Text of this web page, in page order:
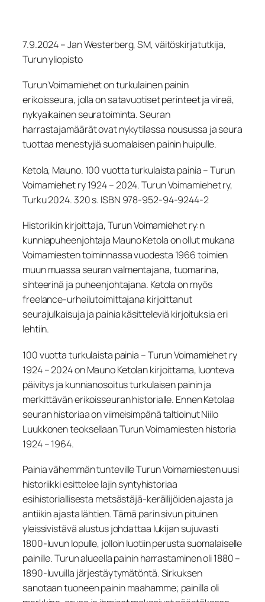
7.9.2024 – Jan Westerberg, SM, väitöskirjatutkija,
Turun yliopisto
Turun Voimamiehet on turkulainen painin
erikoisseura, jolla on satavuotiset perinteet ja vireä,
nykyaikainen seuratoiminta. Seuran
harrastajamäärät ovat nykytilassa nousussa ja seura
tuottaa menestyjiä suomalaisen painin huipulle.
Ketola, Mauno. 100 vuotta turkulaista painia – Turun
Voimamiehet ry 1924 – 2024. Turun Voimamiehet ry,
Turku 2024. 320 s. ISBN 978-952-94-9244-2
Historiikin kirjoittaja, Turun Voimamiehet ry:n
kunniapuheenjohtaja Mauno Ketola on ollut mukana
Voimamiesten toiminnassa vuodesta 1966 toimien
muun muassa seuran valmentajana, tuomarina,
sihteerinä ja puheenjohtajana. Ketola on myös
freelance-urheilutoimittajana kirjoittanut
seurajulkaisuja ja painia käsitteleviä kirjoituksia eri
lehtiin.
100 vuotta turkulaista painia – Turun Voimamiehet ry
1924 – 2024 on Mauno Ketolan kirjoittama, luonteva
päivitys ja kunnianosoitus turkulaisen painin ja
merkittävän erikoisseuran historialle. Ennen Ketolaa
seuran historiaa on viimeisimpänä taltioinut Niilo
Luukkonen teoksellaan Turun Voimamiesten historia
1924 – 1964.
Painia vähemmän tunteville Turun Voimamiesten uusi
historiikki esittelee lajin syntyhistoriaa
esihistoriallisesta metsästäjä-keräilijöiden ajasta ja
antiikin ajasta lähtien. Tämä parin sivun pituinen
yleissivistävä alustus johdattaa lukijan sujuvasti
1800-luvun lopulle, jolloin luotiin perusta suomalaiselle
painille. Turun alueella painin harrastaminen oli 1880 –
1890-luvuilla järjestäytymätöntä. Sirkuksen
sanotaan tuoneen painin maahamme; painilla oli